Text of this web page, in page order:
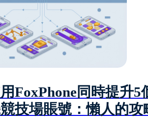
FoxPhone同時提升5
技場賬號：懶人的攻